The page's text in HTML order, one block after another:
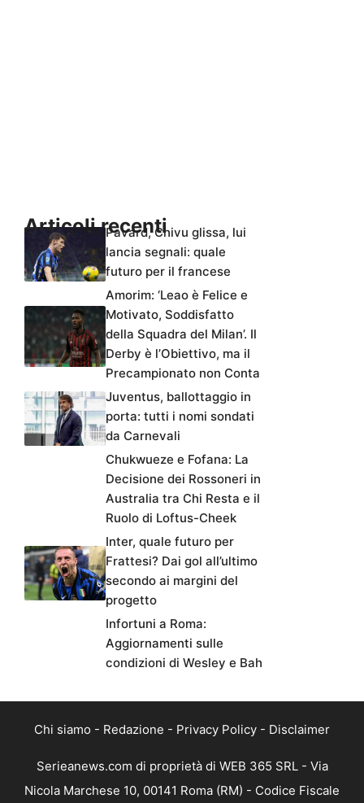
Articoli recentiPavard, Chivu glissa, lui
lancia segnali: quale
futuro per il francese
Amorim: ‘Leao è Felice e
Motivato, Soddisfatto
della Squadra del Milan’. Il
Derby è l’Obiettivo, ma il
Precampionato non Conta
Juventus, ballottaggio in
porta: tutti i nomi sondati
da Carnevali
Chukwueze e Fofana: La
Decisione dei Rossoneri in
Australia tra Chi Resta e il
Ruolo di Loftus-Cheek
Inter, quale futuro per
Frattesi? Dai gol all’ultimo
secondo ai margini del
progetto
Infortuni a Roma:
Aggiornamenti sulle
condizioni di Wesley e Bah
Chi siamo - Redazione - Privacy Policy - Disclaimer
Serieanews.com di proprietà di WEB 365 SRL - Via
Nicola Marchese 10, 00141 Roma (RM) - Codice Fiscale